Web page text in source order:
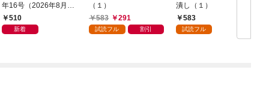
年16号（2026年8月7
日発売）
510
新着
（１）
583
291
試読フル 割引
潰し（１）
583
試読フル